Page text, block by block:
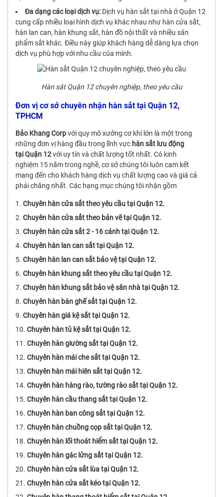
Đa dạng các loại dịch vụ: Dịch vụ hàn sắt tại nhà ở Quận 12
cung cấp nhiều loại hình dịch vụ khác nhau như hàn cửa sắt,
hàn lan can, hàn khung sắt, hàn đồ nội thất và nhiều sản
phẩm sắt khác. Điều này giúp khách hàng dễ dàng lựa chọn
dịch vụ phù hợp với nhu cầu của mình.
Hàn sắt Quận 12 chuyên nghiệp, theo yêu cầu
Đơn vị cơ sở chuyên nhận hàn sắt tại Quận 12,
TPHCM
Bảo Khang Corpvới quy mô xưởng cơ khí lớn là một trong
những đơn vị hàng đầu trong lĩnh vực hàn sắt lưu động
tại Quận 12với uy tín và chất lượng tốt nhất. Có kinh
nghiệm 15 năm trong nghề, cơ sở chúng tôi luôn cam kết
mang đến cho khách hàng dịch vụ chất lượng cao và giá cả
phải chăng nhất. Các hạng mục chúng tôi nhận gồm
Chuyên hàn cửa sắt theo yêu cầu tại Quận 12.
Chuyên hàn cửa sắt theo bản vẽ tại Quận 12.
Chuyên hàn cửa sắt 2 - 16 cánh tại Quận 12.
Chuyên hàn lan can sắt tại Quận 12.
Chuyên hàn lan can sắt bảo vệ tại Quận 12.
Chuyên hàn khung sắt theo yêu cầu tại Quận 12.
Chuyên hàn khung sắt bảo vệ sân nhà tại Quận 12.
Chuyên hàn bàn ghế sắt tại Quận 12.
Chuyên hàn giá kệ sắt tại Quận 12.
Chuyên hàn tủ kệ sắt tại Quận 12.
Chuyên hàn giường sắt tại Quận 12.
Chuyên hàn mái che sắt tại Quận 12.
Chuyên hàn mái hiên sắt tại Quận 12.
Chuyên hàn hàng rào, tường rào sắt tại Quận 12.
Chuyên hàn cầu thang sắt tại Quận 12.
Chuyên hàn ban công sắt tại Quận 12.
Chuyên hàn chuồng cọp sắt tại Quận 12.
Chuyên hàn lối thoát hiểm sắt tại Quận 12.
Chuyên hàn gác lửng sắt tại Quận 12.
Chuyên hàn cửa sắt lùa tại Quận 12.
Chuyên hàn cửa sắt kéo tại Quận 12.